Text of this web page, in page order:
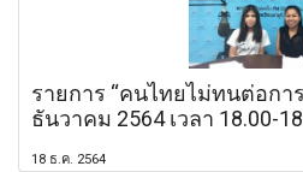
รายการ “คนไทยไม่ทนต่อกา
ธันวาคม 2564 เวลา 18.00-
18 ธ.ค. 2564